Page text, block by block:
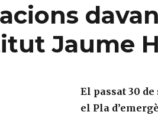
Jaume
El passat 30
el Pla